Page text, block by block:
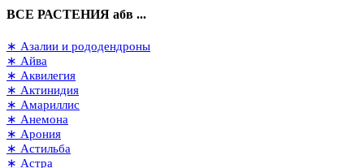
ВСЕ РАСТЕНИЯ абв ...
∗ Азалии и рододендроны
∗ Айва
∗ Аквилегия
∗ Актинидия
∗ Амариллис
∗ Анемона
∗ Арония
∗ Астильба
∗ Астра